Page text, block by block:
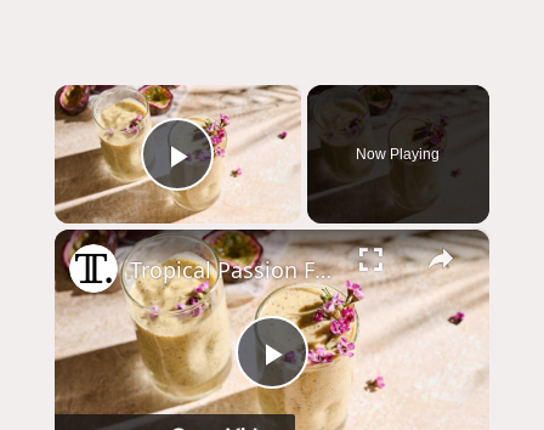
×
Play Video
Now Playing
×
P
Tropical Passion Fruit Smoothie Recipe